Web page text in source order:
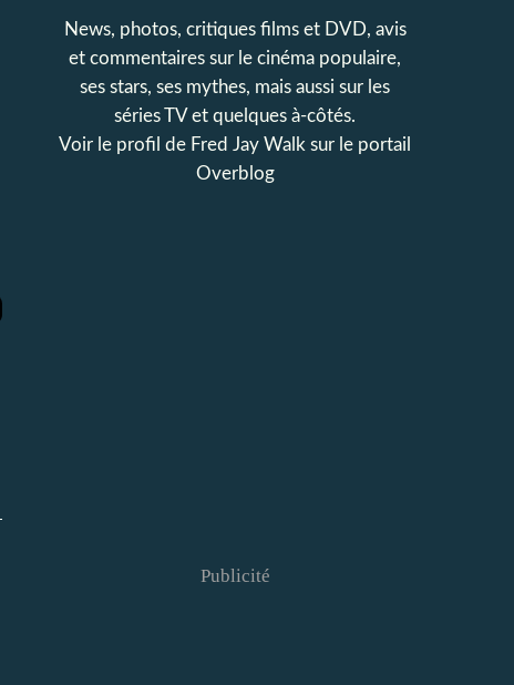
News, photos, critiques films et DVD, avis
et commentaires sur le cinéma populaire,
ses stars, ses mythes, mais aussi sur les
séries TV et quelques à-côtés.
Voir le profil de Fred Jay Walk sur le portail
Overblog
Publicité